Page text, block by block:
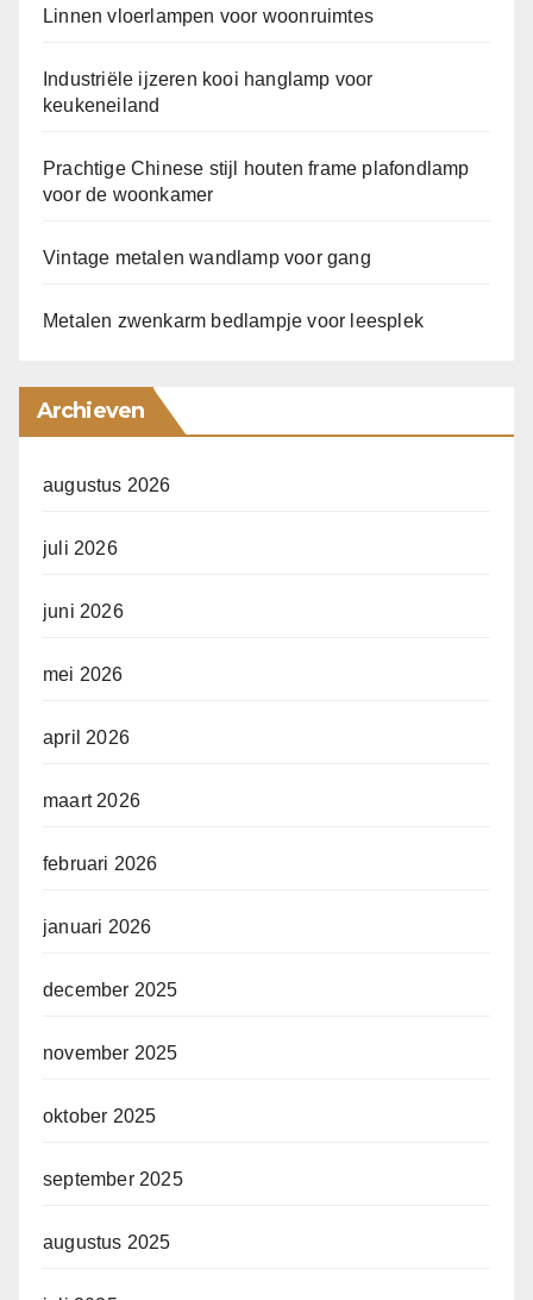
Linnen vloerlampen voor woonruimtes
Industriële ijzeren kooi hanglamp voor
keukeneiland
Prachtige Chinese stijl houten frame plafondlamp
voor de woonkamer
Vintage metalen wandlamp voor gang
Metalen zwenkarm bedlampje voor leesplek
Archieven
augustus 2026
juli 2026
juni 2026
mei 2026
april 2026
maart 2026
februari 2026
januari 2026
december 2025
november 2025
oktober 2025
september 2025
augustus 2025